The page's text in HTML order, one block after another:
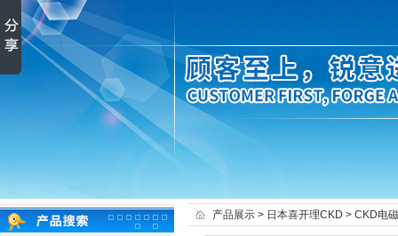
产品展示 > 日本喜开理CKD > CKD电